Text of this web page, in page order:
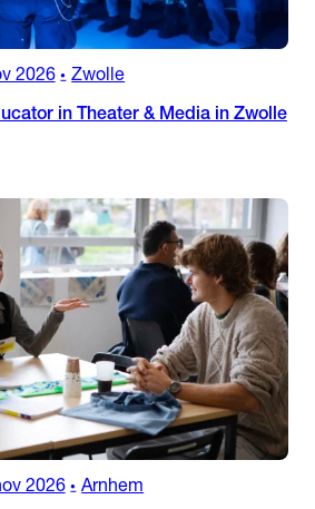
2026 • Zwolle
in Theater & Media in Zwolle
2026 • Arnhem